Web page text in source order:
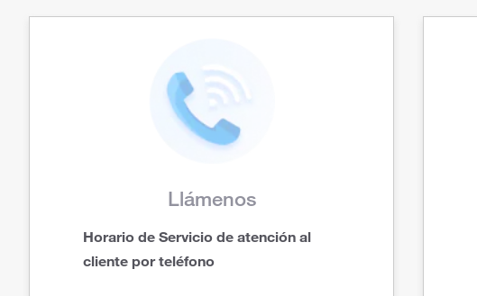
Llámenos
Horario de Servicio de atención al
cliente por teléfono